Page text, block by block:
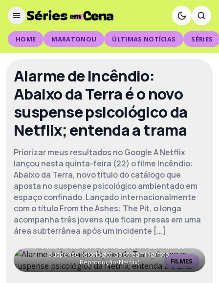
HOME MARATONOU ÚLTIMAS NOTÍCIAS SÉRIES
Alarme de Incêndio:
Abaixo da Terra é o novo
suspense psicológico da
Netflix; entenda a trama
Priorizar meus resultados no Google A Netflix
lançou nesta quinta-feira (22) o filme Incêndio:
Abaixo da Terra, novo título do catálogo que
aposta no suspense psicológico ambientado em
espaço confinado. Lançado internacionalmente
com o título From the Ashes: The Pit, o longa
acompanha três jovens que ficam presas em uma
área subterrânea após um incidente […]
FILMES
Alarme de Incêndio: Abaixo da Terra traz trama de
suspense psicológico ao streaming (foto:
Reprodução/Netflix)